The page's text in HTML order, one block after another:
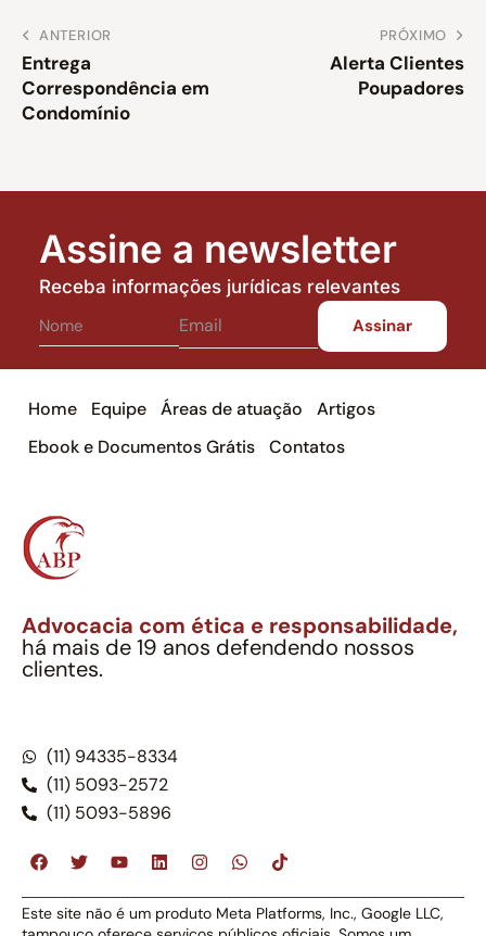
ANTERIOR
Entrega
Correspondência em
Condomínio
PRÓXIMO
Alerta Clientes
Poupadores
Assine a newsletter
Receba informações jurídicas relevantes
Home Equipe Áreas de atuação
Artigos
Ebook e Documentos Grátis
Contatos
Advocacia com ética e responsabilidade,
há mais de 19 anos defendendo nossos
clientes.
(11) 94335-8334
(11) 5093-2572
(11) 5093-5896
Este site não é um produto Meta Platforms, Inc., Google LLC,